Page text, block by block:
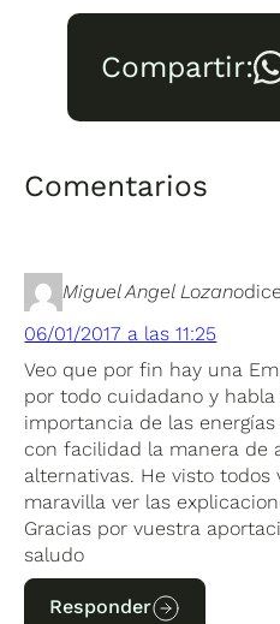
Compartir:
Comentarios
Miguel Angel Lozano
06/01/2017 a las 11:25
Veo que por fin hay una
por todo cuidadano y
importancia de las
con facilidad la manera de
alternativas. He visto todos
maravilla ver las
Gracias por vuestra
saludo
Responder